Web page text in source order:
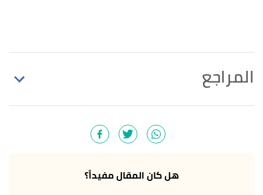
المراجع
children).&text=The prevalence of hearing
loss,affected by disabling hearing loss. "Deafness and
هل كان المقال مفيداً؟